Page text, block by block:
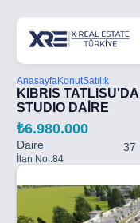
AnasayfaKonutSatılık
KIBRIS
STUDIO DAİRE
₺6.980.000
Daire 37
İlan No :84